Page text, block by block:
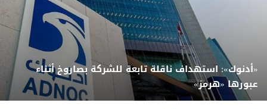
«أدنوك»: استهداف ناقلة تابعة للشركة بصاروخ أثناء
عبورها «هرمز»